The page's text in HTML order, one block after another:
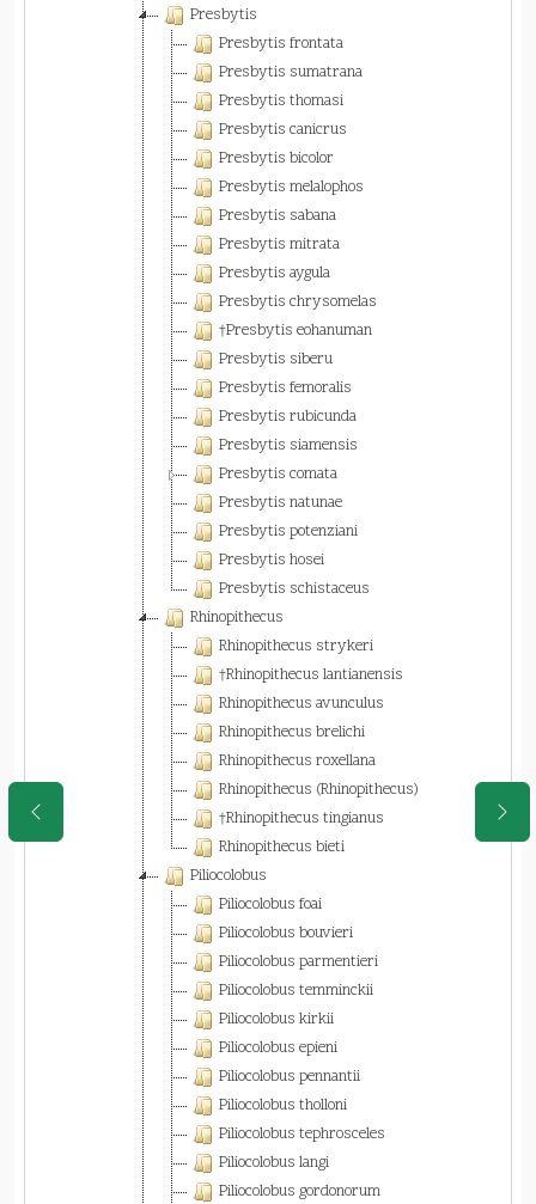
Presbytis
Presbytis frontata
Presbytis sumatrana
Presbytis thomasi
Presbytis canicrus
Presbytis bicolor
Presbytis melalophos
Presbytis sabana
Presbytis mitrata
Presbytis aygula
Presbytis chrysomelas
†Presbytis eohanuman
Presbytis siberu
Presbytis femoralis
Presbytis rubicunda
Presbytis siamensis
Presbytis comata
Presbytis natunae
Presbytis potenziani
Presbytis hosei
Presbytis schistaceus
Rhinopithecus
Rhinopithecus strykeri
†Rhinopithecus lantianensis
Rhinopithecus avunculus
Rhinopithecus brelichi
Rhinopithecus roxellana
Rhinopithecus (Rhinopithecus)
†Rhinopithecus tingianus
Rhinopithecus bieti
Piliocolobus
Piliocolobus foai
Piliocolobus bouvieri
Piliocolobus parmentieri
Piliocolobus temminckii
Piliocolobus kirkii
Piliocolobus epieni
Piliocolobus pennantii
Piliocolobus tholloni
Piliocolobus tephrosceles
Piliocolobus langi
Piliocolobus gordonorum